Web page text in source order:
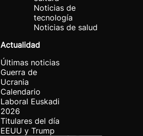
Noticias de
tecnología
Noticias de salud
Actualidad
Últimas noticias
Guerra de
Ucrania
Calendario
Laboral Euskadi
2026
Titulares del día
EEUU y Trump